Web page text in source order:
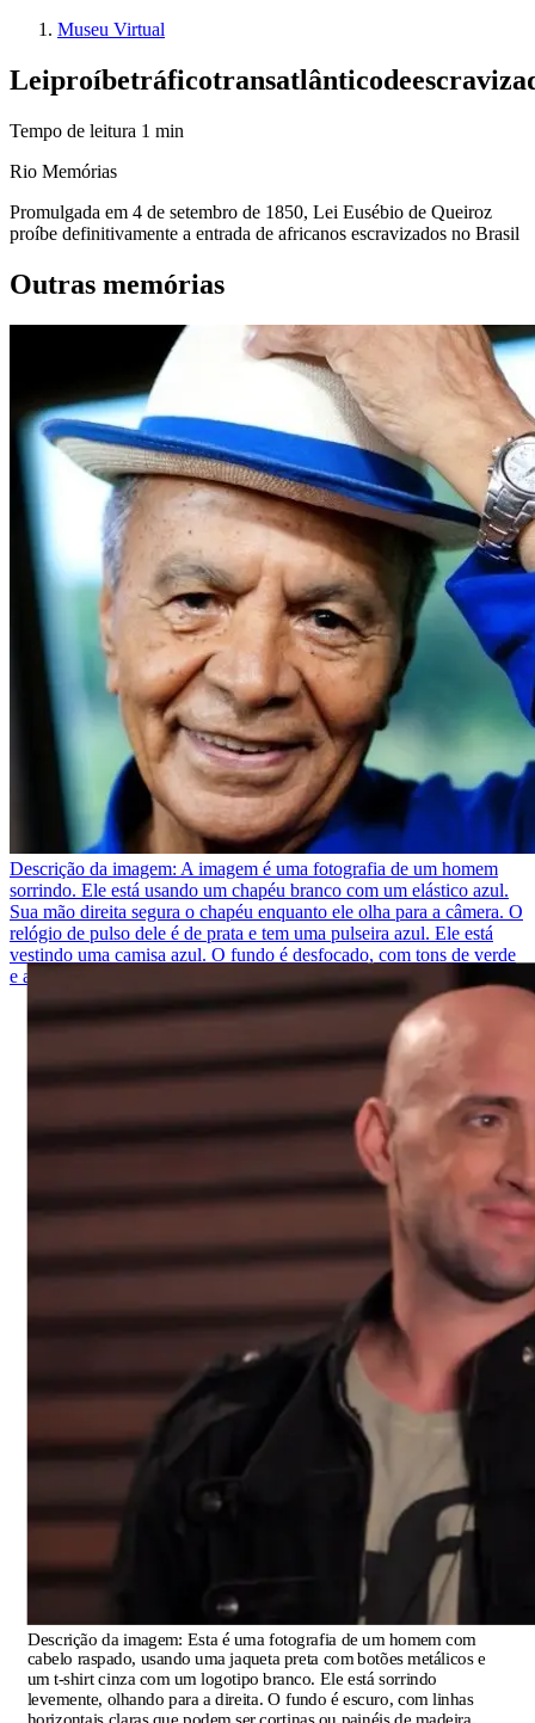
Museu Virtual
Leiproíbetráficotransatlânticode
Tempo de leitura 1 min
Rio Memórias
Promulgada em 4 de setembro de 1850, Lei Eusébio de Queiroz
proíbe definitivamente a entrada de africanos escravizados no Brasil
Outras memórias
Descrição da imagem: A imagem é uma fotografia de um homem
sorrindo. Ele está usando um chapéu branco com um elástico azul.
Sua mão direita segura o chapéu enquanto ele olha para a câmera. O
relógio de pulso dele é de prata e tem uma pulseira azul. Ele está
vestindo uma camisa azul. O fundo é desfocado, com tons de verde
e azul.
Descrição da imagem: Esta é uma fotografia de um homem com
cabelo raspado, usando uma jaqueta preta com botões metálicos e
um t-shirt cinza com um logotipo branco. Ele está sorrindo
levemente, olhando para a direita. O fundo é escuro, com linhas
horizontais claras que podem ser cortinas ou painéis de madeira.